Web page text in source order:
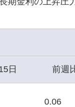
日 前週
0.06